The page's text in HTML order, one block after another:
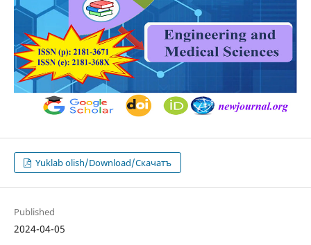
Yuklab olish/Download/Скачатъ
Published
2024-04-05